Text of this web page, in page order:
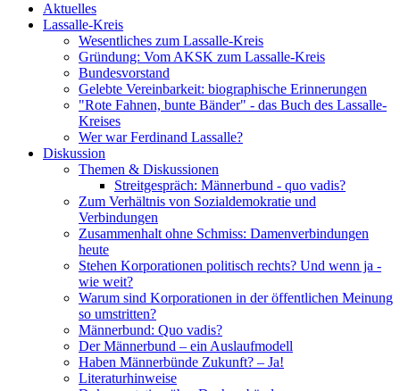
Aktuelles
Lassalle-Kreis
Wesentliches zum Lassalle-Kreis
Gründung: Vom AKSK zum Lassalle-Kreis
Bundesvorstand
Gelebte Vereinbarkeit: biographische Erinnerungen
"Rote Fahnen, bunte Bänder" - das Buch des Lassalle-
Kreises
Wer war Ferdinand Lassalle?
Diskussion
Themen & Diskussionen
Streitgespräch: Männerbund - quo vadis?
Zum Verhältnis von Sozialdemokratie und
Verbindungen
Zusammenhalt ohne Schmiss: Damenverbindungen
heute
Stehen Korporationen politisch rechts? Und wenn ja -
wie weit?
Warum sind Korporationen in der öffentlichen Meinung
so umstritten?
Männerbund: Quo vadis?
Der Männerbund – ein Auslaufmodell
Haben Männerbünde Zukunft? – Ja!
Literaturhinweise